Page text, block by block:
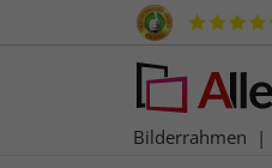
Bilderrahmen